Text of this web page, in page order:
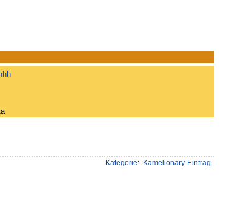
Kategorie: Kamelionary-Eintrag